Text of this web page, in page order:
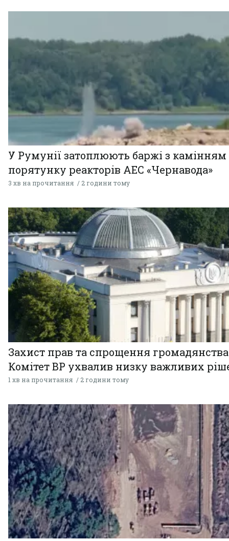
У Румунії затоплюють баржі з
порятунку реакторів АЕС «Чернавода»
3 хв на прочитання 2 години тому
Захист прав та спрощення
Комітет ВР ухвалив низку важливих
1 хв на прочитання 2 години тому